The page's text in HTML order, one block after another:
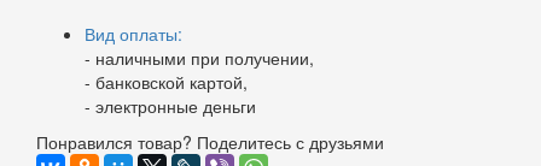
Вид оплаты:
- наличными при получении,
- банковской картой,
- электронные деньги
Понравился товар? Поделитесь с друзьями